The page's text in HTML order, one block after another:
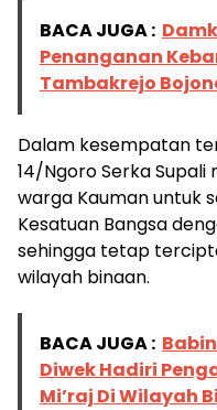
BACA JUGA :
Penanganan
Tambakrejo
Dalam kesempatan
14/Ngoro Serka
warga Kauman untuk
Kesatuan Bangsa
sehingga tetap
wilayah binaan.
BACA JUGA :
Diwek Hadiri
Mi’raj Di Wilayah